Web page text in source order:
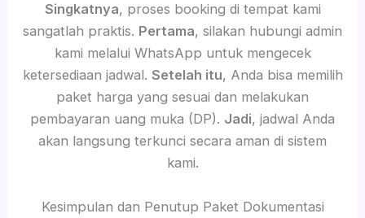
Singkatnya, proses booking di tempat kami
sangatlah praktis. Pertama, silakan hubungi admin
kami melalui WhatsApp untuk mengecek
ketersediaan jadwal. Setelah itu, Anda bisa memilih
paket harga yang sesuai dan melakukan
pembayaran uang muka (DP). Jadi, jadwal Anda
akan langsung terkunci secara aman di sistem
kami.
Kesimpulan dan Penutup Paket Dokumentasi